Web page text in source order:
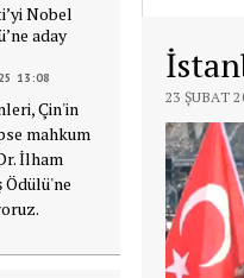
Nobel
aday
13:08
Çin'in
mahkum
İlham
Ödülü'ne
23 ŞUBAT